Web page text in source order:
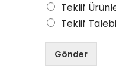
Teklif
Teklif
Gönder